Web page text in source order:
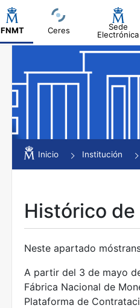
FNMT Ceres
Sede
Electrónica
Mostrar/Ocultar
Mostrar/Ocultar
Mostrar/Ocultar
Inicio Institución
Histórico
Neste apartado
A partir del 3 de mayo
Fábrica Nacional de
Plataforma de